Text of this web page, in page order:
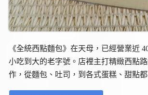
《全統西點麵包》在天母，已經營業近
小吃到大的老字號。店裡主打精緻西點
作，從麵包、吐司，到各式蛋糕、甜點